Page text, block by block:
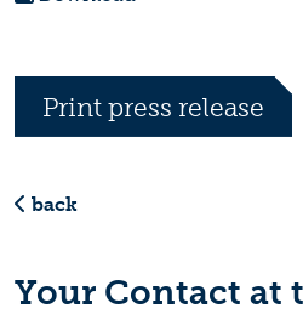
Print press release
back
Your Contact at